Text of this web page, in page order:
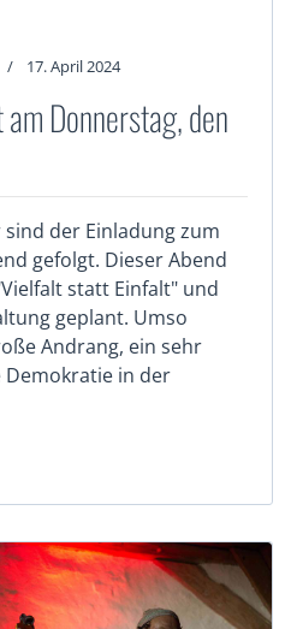
17. April 2024
Donnerstag, den
der Einladung zum
gefolgt. Dieser Abend
statt Einfalt" und
geplant. Umso
Andrang, ein sehr
Demokratie in der